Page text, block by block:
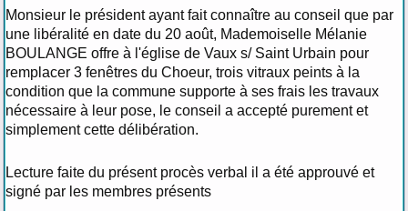
Monsieur le président ayant fait connaître au conseil que par
une libéralité en date du 20 août, Mademoiselle Mélanie
BOULANGE offre à l'église de Vaux s/ Saint Urbain pour
remplacer 3 fenêtres du Choeur, trois vitraux peints à la
condition que la commune supporte à ses frais les travaux
nécessaire à leur pose, le conseil a accepté purement et
simplement cette délibération.
Lecture faite du présent procès verbal il a été approuvé et
signé par les membres présents